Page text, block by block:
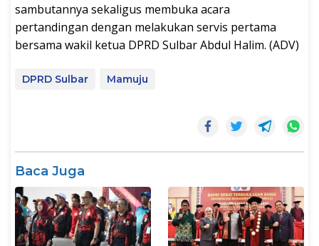
sambutannya sekaligus membuka acara
pertandingan dengan melakukan servis pertama
bersama wakil ketua DPRD Sulbar Abdul Halim. (ADV)
DPRD Sulbar Mamuju
Baca Juga